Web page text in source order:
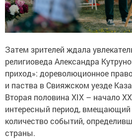
Затем зрителей ждала
религиоведа Александра
приход»: дореволюционное
и паства в Свияжском уезде
Вторая половина XIX – начало
интересный период, вмещающий
количество событий,
страны.